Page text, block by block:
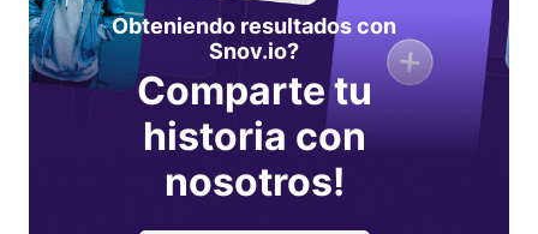
Obteniendo resultados con
Snov.io?
Comparte tu
historia con
nosotros!